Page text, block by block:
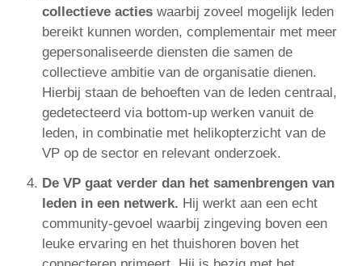
collectieve acties waarbij zoveel mogelijk leden
bereikt kunnen worden, complementair met meer
gepersonaliseerde diensten die samen de
collectieve ambitie van de organisatie dienen.
Hierbij staan de behoeften van de leden centraal,
gedetecteerd via bottom-up werken vanuit de
leden, in combinatie met helikopterzicht van de
VP op de sector en relevant onderzoek.
De VP gaat verder dan het samenbrengen van
leden in een netwerk. Hij werkt aan een echt
community-gevoel waarbij zingeving boven een
leuke ervaring en het thuishoren boven het